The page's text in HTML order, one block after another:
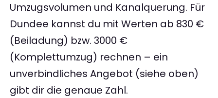
Umzugsvolumen und Kanalquerung. Für
Dundee kannst du mit Werten ab 830 €
(Beiladung) bzw. 3000 €
(Komplettumzug) rechnen – ein
unverbindliches Angebot (siehe oben)
gibt dir die genaue Zahl.